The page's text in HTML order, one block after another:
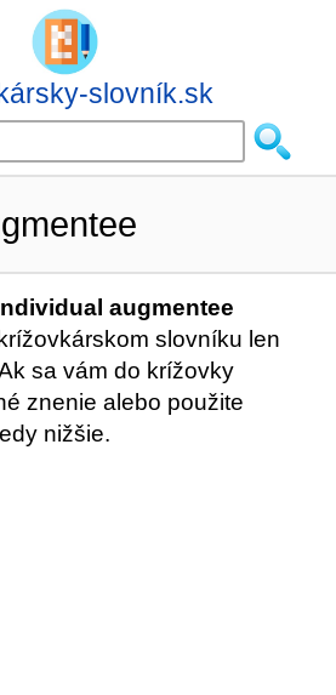
slovník.sk
augmentee
slovníku len
sa vám do krížovky
znenie alebo použite
nižšie.